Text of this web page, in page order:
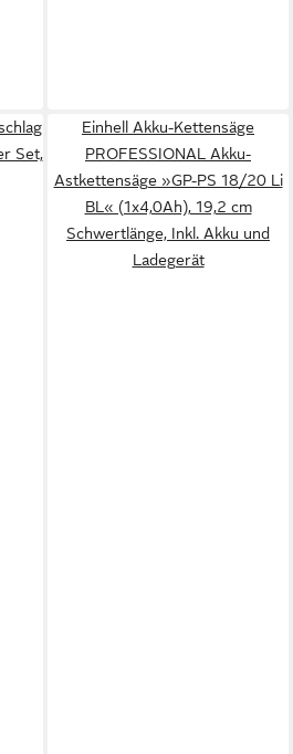
Set,
Einhell Akku-Kettensäge
PROFESSIONAL Akku-
Astkettensäge »GP-PS 18/20 Li
BL« (1x4,0Ah), 19,2 cm
Schwertlänge, Inkl. Akku und
Ladegerät